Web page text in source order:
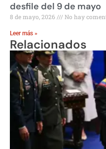
desfile del 9 de mayo
8 de mayo, 2026 No hay
Leer más »
Relacionados